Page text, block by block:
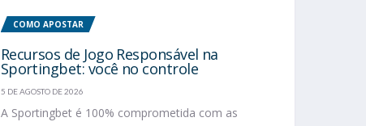
COMO APOSTAR
Recursos de Jogo Responsável na
Sportingbet: você no controle
5 DE AGOSTO DE 2026
A Sportingbet é 100% comprometida com as